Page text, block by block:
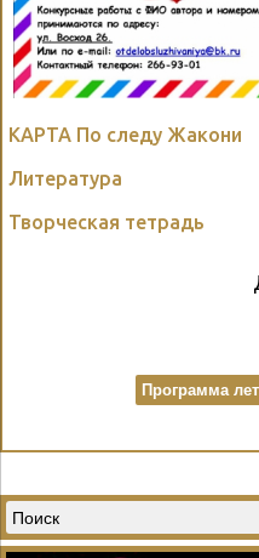
КАРТА По следу Жакони
Литература
Творческая тетрадь
Программа